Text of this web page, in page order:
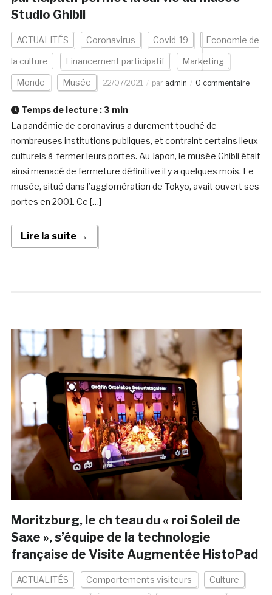
Studio Ghibli
ACTUALITÉS Coronavirus Covid-19 Economie de
la culture Financement participatif Marketing
Monde Musée 22/07/2021 par admin 0 commentaire
Temps de lecture : 3 min
La pandémie de coronavirus a durement touché de
nombreuses institutions publiques, et contraint certains lieux
culturels à fermer leurs portes. Au Japon, le musée Ghibli était
ainsi menacé de fermeture définitive il y a quelques mois. Le
musée, situé dans l’agglomération de Tokyo, avait ouvert ses
portes en 2001. Ce […]
Lire la suite →
Moritzburg, le ch teau du « roi Soleil de
Saxe », s’équipe de la technologie
française de Visite Augmentée HistoPad
ACTUALITÉS Comportements visiteurs Culture